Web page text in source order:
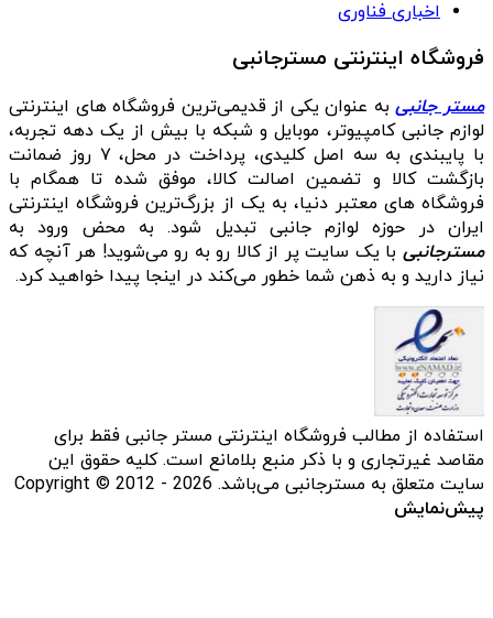
اخباری فناوری
فروشگاه اینترنتی مسترجانبی
مستر جانبیبه عنوان یکی از قدیمی‌ترین فروشگاه های اینترنتی
لوازم جانبی کامپیوتر، موبایل و شبکه با بیش از یک دهه تجربه،
با پایبندی به سه اصل کلیدی، پرداخت در محل، ۷ روز ضمانت
بازگشت کالا و تضمین اصالت کالا، موفق شده تا همگام با
فروشگاه‌ های معتبر دنیا، به یک از بزرگ‌ترین فروشگاه اینترنتی
ایران در حوزه لوازم جانبی تبدیل شود. به محض ورود به
مسترجانبی با یک سایت پر از کالا رو به رو می‌شوید! هر آنچه که
نیاز دارید و به ذهن شما خطور می‌کند در اینجا پیدا خواهید کرد.
استفاده از مطالب فروشگاه اینترنتی مستر جانبی فقط برای
مقاصد غیرتجاری و با ذکر منبع بلامانع است. کلیه حقوق این
سایت متعلق به مسترجانبی می‌باشد. Copyright © 2012 - 2026
پیش‌نمایش